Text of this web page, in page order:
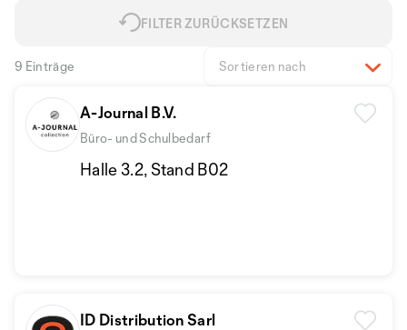
FILTER ZURÜCKSETZEN
9 Einträge Sortieren nach
A-Journal B.V.
Büro- und Schulbedarf
Halle 3.2, Stand B02
ID Distribution Sarl